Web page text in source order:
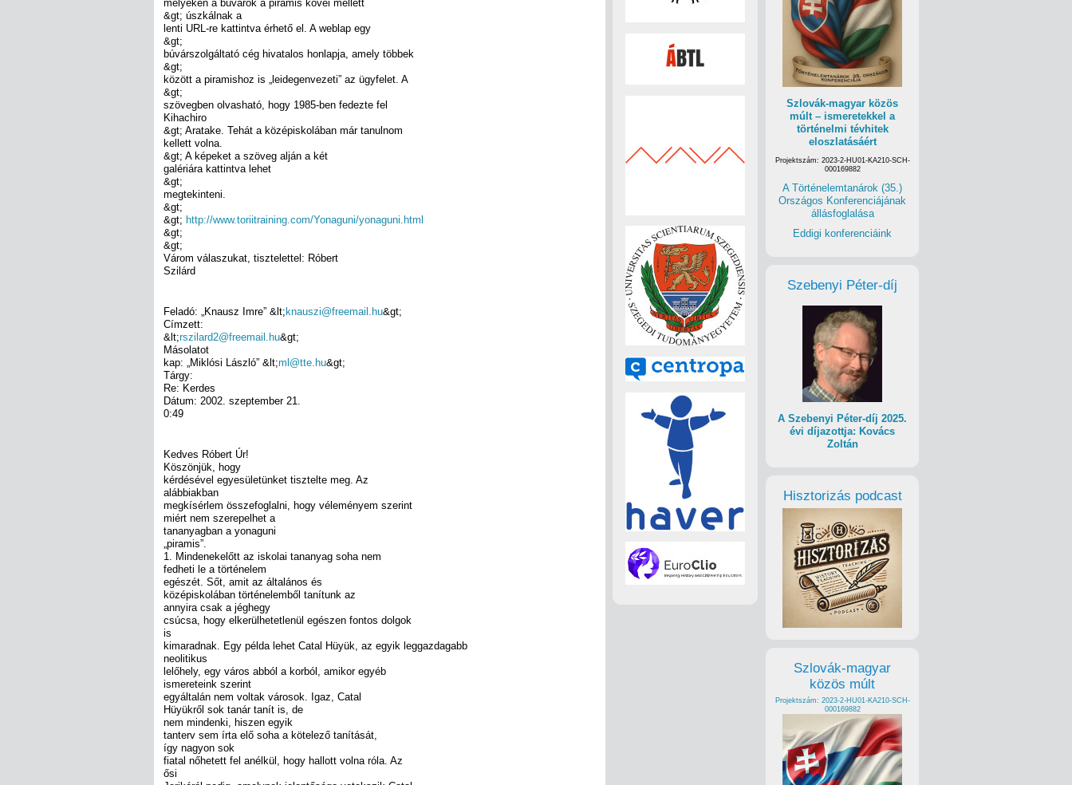
melyeken a búvárok a piramis kövei mellett
&gt; úszkálnak a
lenti URL-re kattintva érhető el. A weblap egy
&gt;
búvárszolgáltató cég hivatalos honlapja, amely többek
&gt;
között a piramishoz is „leidegenvezeti” az ügyfelet. A
&gt;
szövegben olvasható, hogy 1985-ben fedezte fel
Kihachiro
&gt; Aratake. Tehát a középiskolában már tanulnom
kellett volna.
&gt; A képeket a szöveg alján a két
galériára kattintva lehet
&gt;
megtekinteni.
&gt;
&gt; http://www.toriitraining.com/Yonaguni/yonaguni.html
&gt;
&gt;
Várom válaszukat, tisztelettel: Róbert
Szilárd
Feladó: „Knausz Imre” &lt; knauszi@freemail.hu&gt;
Címzett:
&lt;rszilard2@freemail.hu&gt;
Másolatot
kap: „Miklósi László” &lt;ml@tte.hu&gt;
Tárgy:
Re: Kerdes
Dátum: 2002. szeptember 21.
0:49
Kedves Róbert Úr!
Köszönjük, hogy
kérdésével egyesületünket tisztelte meg. Az
alábbiakban
megkísérlem összefoglalni, hogy véleményem szerint
miért nem szerepelhet a
tananyagban a yonaguni
„piramis”.
1. Mindenekelőtt az iskolai tananyag soha nem
fedheti le a történelem
egészét. Sőt, amit az általános és
középiskolában történelemből tanítunk az
annyira csak a jéghegy
csúcsa, hogy elkerülhetetlenül egészen fontos dolgok
is
kimaradnak. Egy példa lehet Catal Hüyük, az egyik leggazdagabb
neolitikus
lelőhely, egy város abból a korból, amikor egyéb
ismereteink szerint
egyáltalán nem voltak városok. Igaz, Catal
Hüyükről sok tanár tanít is, de
nem mindenki, hiszen egyik
tanterv sem írta elő soha a kötelező tanítását,
így nagyon sok
fiatal nőhetett fel anélkül, hogy hallott volna róla. Az
ősi
Szlovák-magyar közös
múlt – ismeretekkel a
történelmi tévhitek
eloszlatásáért
Projektszám: 2023-2-HU01-KA210-SCH-
000169882
A Történelemtanárok (35.)
Országos Konferenciájának
állásfoglalása
Eddigi konferenciáink
Szebenyi Péter-díj
A Szebenyi Péter-díj 2025.
évi díjazottja: Kovács
Zoltán
Hisztorizás podcast
Szlovák-magyar
közös múlt
Projektszám: 2023-2-HU01-KA210-SCH-
000169882